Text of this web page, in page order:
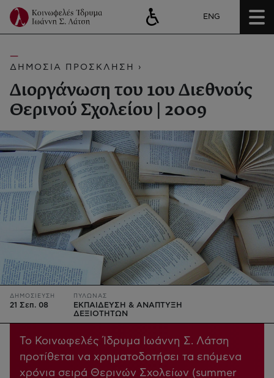
ENG
ΔΗΜΟΣΙΑ ΠΡΟΣΚΛΗΣΗ ›
Διοργάνωση του 1ου Διεθνούς
Θερινού Σχολείου | 2009
ΔΗΜΟΣΙΕΥΣΗ
21 Σεπ. 08
ΠΥΛΩΝΑΣ
ΕΚΠΑΙΔΕΥΣΗ & ΑΝΑΠΤΥΞΗ
ΔΕΞΙΟΤΗΤΩΝ
Το Κοινωφελές Ίδρυμα Ιωάννη Σ. Λάτση
προτίθεται να χρηματοδοτήσει τα επόμενα
χρόνια σειρά Θερινών Σχολείων (summer